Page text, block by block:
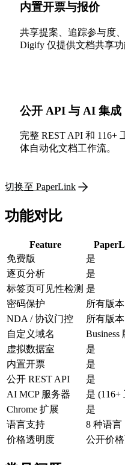
内置开票与报价
共享提案、追踪参与度
Digify 仅提供文档共享功
公开 API 与 AI 集成
完整 REST API 和 116+
体自动化文档工作流。
切换至 PaperLink
功能对比
Feature
免费版
是
逐页分析
是
标签页可见性检测 是
密码保护
所有版本
NDA / 协议门控
所有版本
自定义域名
Business
虚拟数据室
是
内置开票
是
公开 REST API
是
AI MCP 服务器
是 (116+
Chrome 扩展
是
语言支持
8 种语言
价格透明度
公开价